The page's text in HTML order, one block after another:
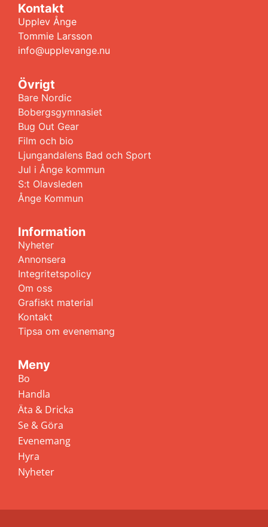
Kontakt
Upplev Ånge
Tommie Larsson
info@upplevange.nu
Övrigt
Bare Nordic
Bobergsgymnasiet
Bug Out Gear
Film och bio
Ljungandalens Bad och Sport
Jul i Ånge kommun
S:t Olavsleden
Ånge Kommun
Information
Nyheter
Annonsera
Integritetspolicy
Om oss
Grafiskt material
Kontakt
Tipsa om evenemang
Meny
Bo
Handla
Äta & Dricka
Se & Göra
Evenemang
Hyra
Nyheter